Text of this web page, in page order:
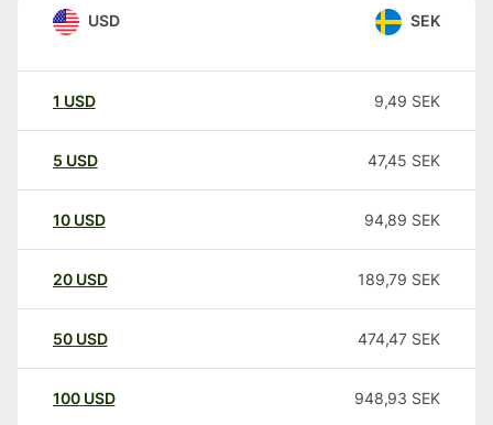
USD SEK
1 USD 9,49 SEK
5 USD 47,45 SEK
10 USD 94,89 SEK
20 USD 189,79 SEK
50 USD 474,47 SEK
100 USD 948,93 SEK